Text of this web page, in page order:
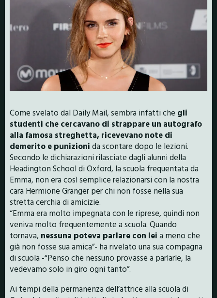
Come svelato dal Daily Mail, sembra infatti che gli
studenti che cercavano di strappare un autografo
alla famosa streghetta, ricevevano note di
demerito e punizioni da scontare dopo le lezioni.
Secondo le dichiarazioni rilasciate dagli alunni della
Headington School di Oxford, la scuola frequentata da
Emma, non era così semplice relazionarsi con la nostra
cara Hermione Granger per chi non fosse nella sua
stretta cerchia di amicizie.
“Emma era molto impegnata con le riprese, quindi non
veniva molto frequentemente a scuola. Quando
tornava, nessuna poteva parlare con lei a meno che
già non fosse sua amica”- ha rivelato una sua compagna
di scuola -“Penso che nessuno provasse a parlarle, la
vedevamo solo in giro ogni tanto”.
Ai tempi della permanenza dell’attrice alla scuola di